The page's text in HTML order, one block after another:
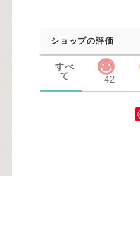
ショップの評価
すべ
て
42